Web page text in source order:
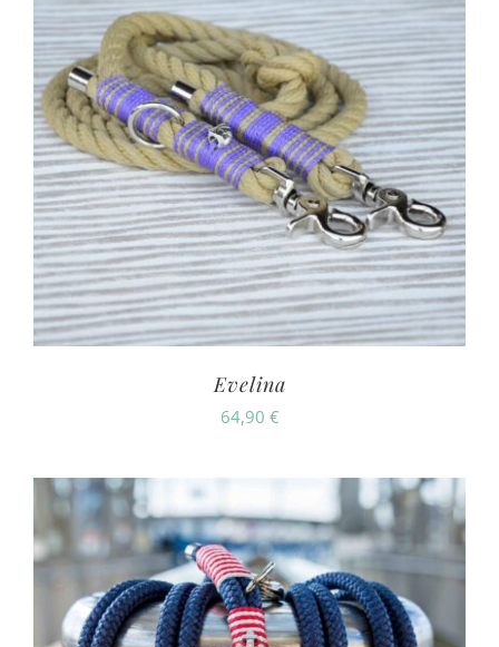
Evelina
64,90 €